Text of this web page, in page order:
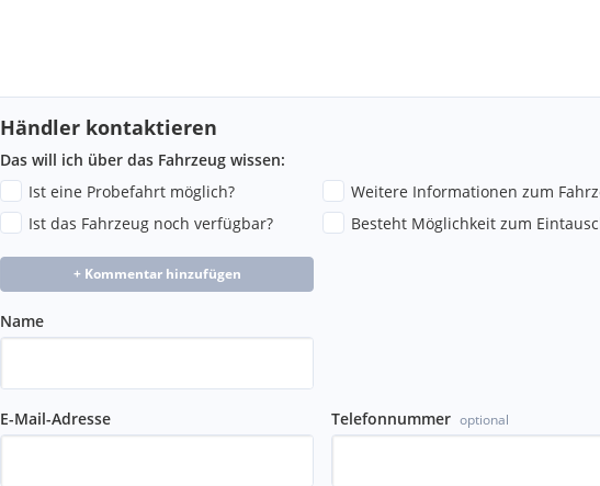
Händler kontaktieren
Das will ich über das Fahrzeug wissen:
Ist eine Probefahrt möglich?
Weitere Informationen zum
Ist das Fahrzeug noch verfügbar?
Besteht Möglichkeit zum
+ Kommentar hinzufügen
Name
E-Mail-Adresse Telefonnummer optional